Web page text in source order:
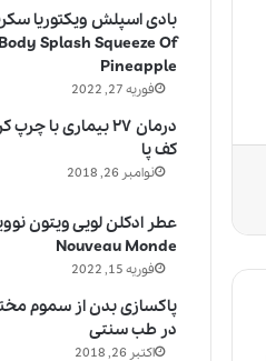
بادی اسپلش ویکتوریا
Splash Squeeze Of
Pineapple
فوریه 27, 2022
درمان ۲۷ بیماری با
کف پا
نوامبر 26, 2018
Nouveau Monde
فوریه 15, 2022
پاکسازی بدن از سموم
در طب سنتی
اکتبر 26, 2018